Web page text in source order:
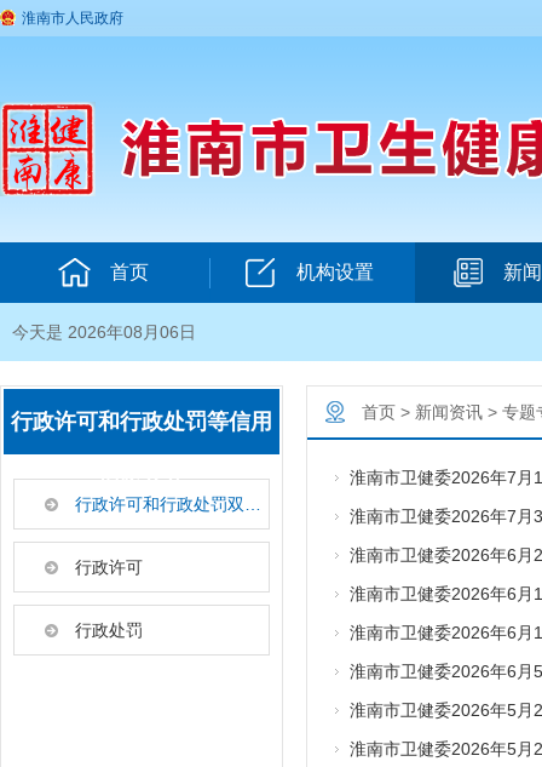
淮南市人民政府
首页 机构设置 新
今天是 2026年08月06日
行政许可和行政处罚等信用
信息公开
行政许可
行政处罚
首页 > 新闻资讯 > 专题
淮南市卫健委2026年7月
淮南市卫健委2026年7月
淮南市卫健委2026年6月
淮南市卫健委2026年6月
淮南市卫健委2026年6月
淮南市卫健委2026年6月
淮南市卫健委2026年5月
淮南市卫健委2026年5月